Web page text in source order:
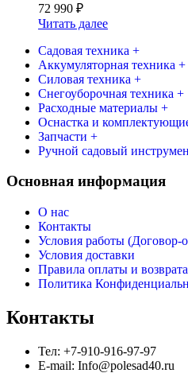
72 990 ₽
Читать далее
Садовая техника +
Аккумуляторная техника +
Силовая техника +
Снегоуборочная техника +
Расходные материалы +
Оснастка и
Запчасти +
Ручной садовый
Основная информация
О нас
Контакты
Условия работы (Договор-
Условия доставки
Правила оплаты и
Политика
Контакты
Тел: +7-910-916-97-97
E-mail: Info@polesad40.ru